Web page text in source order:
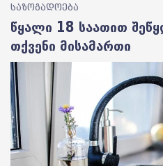
საზოგადოება
წყალი 18 საათით
თქვენი მისამართი